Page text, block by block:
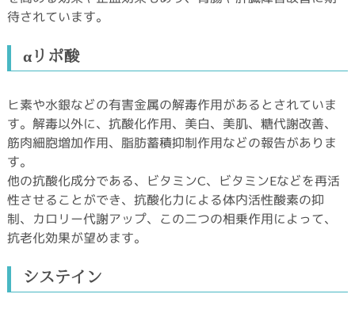
待されています。
αリポ酸
ヒ素や水銀などの有害金属の解毒作用があるとされていま
す。解毒以外に、抗酸化作用、美白、美肌、糖代謝改善、
筋肉細胞増加作用、脂肪蓄積抑制作用などの報告がありま
す。
他の抗酸化成分である、ビタミンC、ビタミンEなどを再活
性させることができ、抗酸化力による体内活性酸素の抑
制、カロリー代謝アップ、この二つの相乗作用によって、
抗老化効果が望めます。
システイン